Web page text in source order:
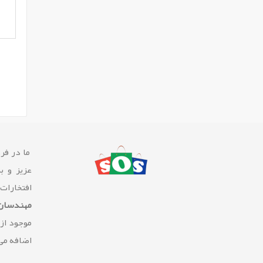
ما در
عزیز و
موجود
اضافه